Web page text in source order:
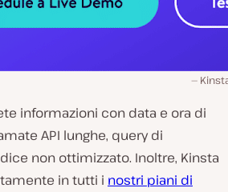
informazioni con data e ora di
API lunghe, query di
non ottimizzato. Inoltre, Kinsta
in tutti i nostri piani di